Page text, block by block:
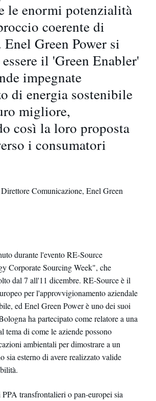
le enormi potenzialità
coerente di
Green Power si
il 'Green Enabler'
impegnate
di energia sostenibile
migliore,
così la loro proposta
i consumatori
Comunicazione, Enel Green
durante l'evento RE-Source
Corporate Sourcing Week", che
dal 7 all'11 dicembre. RE-Source è il
per l'approvvigionamento aziendale
ed Enel Green Power è uno dei suoi
ha partecipato come relatore a una
tema di come le aziende possono
ambientali per dimostrare a un
sia esterno di avere realizzato valide
PPA transfrontalieri o pan-europei sia